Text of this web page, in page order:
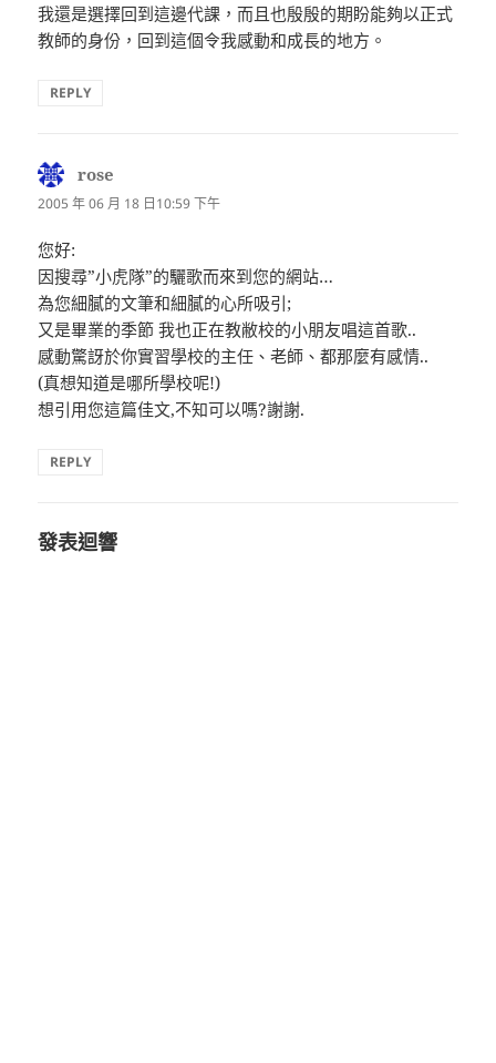
我還是選擇回到這邊代課，而且也殷殷的期盼能夠以正式
教師的身份，回到這個令我感動和成長的地方。
REPLY
rose
示:
2005 年 06 月 18 日10:59 下午
您好:
因搜尋”小虎隊”的驪歌而來到您的網站…
為您細膩的文筆和細膩的心所吸引;
又是畢業的季節 我也正在教敝校的小朋友唱這首歌..
感動驚訝於你實習學校的主任、老師、都那麼有感情..
(真想知道是哪所學校呢!)
想引用您這篇佳文,不知可以嗎?謝謝.
REPLY
發表迴響